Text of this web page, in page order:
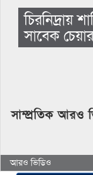
চিরনিদ্রায়
সাবেক
সাম্প্রতিক আরও
আরও ভিডিও